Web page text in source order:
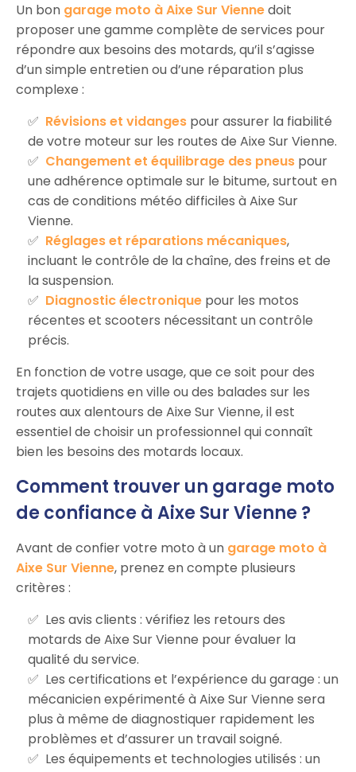
Un bon garage moto à Aixe Sur Viennedoit
proposer une gamme complète de services pour
répondre aux besoins des motards, qu’il s’agisse
d’un simple entretien ou d’une réparation plus
complexe :
Révisions et vidanges pour assurer la fiabilité
de votre moteur sur les routes de Aixe Sur Vienne.
Changement et équilibrage des pneus pour
une adhérence optimale sur le bitume, surtout en
cas de conditions météo difficiles à Aixe Sur
Vienne.
Réglages et réparations mécaniques,
incluant le contrôle de la chaîne, des freins et de
la suspension.
Diagnostic électronique pour les motos
récentes et scooters nécessitant un contrôle
précis.
En fonction de votre usage, que ce soit pour des
trajets quotidiens en ville ou des balades sur les
routes aux alentours de Aixe Sur Vienne, il est
essentiel de choisir un professionnel qui connaît
bien les besoins des motards locaux.
Comment trouver un garage moto
de confiance à Aixe Sur Vienne ?
Avant de confier votre moto à un garage moto à
Aixe Sur Vienne, prenez en compte plusieurs
critères :
Les avis clients : vérifiez les retours des
motards de Aixe Sur Vienne pour évaluer la
qualité du service.
Les certifications et l’expérience du garage : un
mécanicien expérimenté à Aixe Sur Vienne sera
plus à même de diagnostiquer rapidement les
problèmes et d’assurer un travail soigné.
Les équipements et technologies utilisés : un